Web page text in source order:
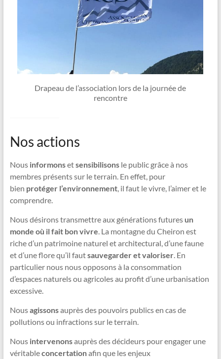
Drapeau de l’association lors de la journée de
rencontre
Nos actions
Nous informonsetsensibilisonsle public grâce à nos
membres présents sur le terrain. En effet, pour
bien protéger l’environnement, il faut le vivre, l’aimer et le
comprendre.
Nous désirons transmettre aux générations futures un
monde où il fait bon vivre. La montagne du Cheiron est
riche d’un patrimoine naturel et architectural, d’une faune
et d’une flore qu’il fautsauvegarder et valoriser. En
particulier nous nous opposons à la consommation
d’espaces naturels ou agricoles au profit d’une urbanisation
excessive.
Nousagissonsauprès des pouvoirs publics en cas de
pollutions ou infractions sur le terrain.
Nous intervenonsauprès des décideurs pour engager une
véritableconcertationafin que les enjeux